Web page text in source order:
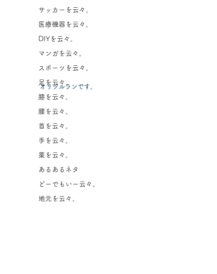
サッカーを云々。
医療機器を云々。
DIYを云々。
マンガを云々。
スポーツを云々。
足を云々。
膝を云々。
腰を云々。
首を云々。
手を云々。
薬を云々。
あるあるネタ
どーでもいー云々。
地元を云々。
オリヅルランです。